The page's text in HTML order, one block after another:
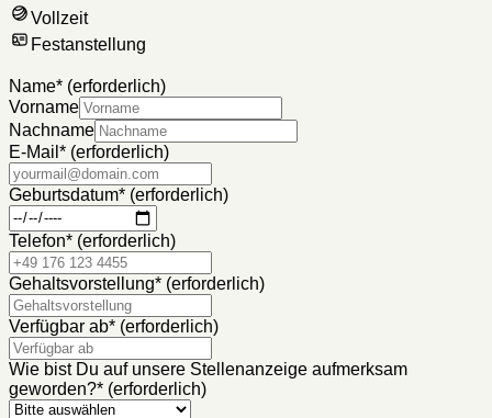
Vollzeit
Festanstellung
Name* (erforderlich)
Vorname
Nachname
E-Mail * (erforderlich)
Geburtsdatum* (erforderlich)
Telefon* (erforderlich)
Gehaltsvorstellung* (erforderlich)
Verfügbar ab* (erforderlich)
Wie bist Du auf unsere Stellenanzeige aufmerksam
geworden?* (erforderlich)